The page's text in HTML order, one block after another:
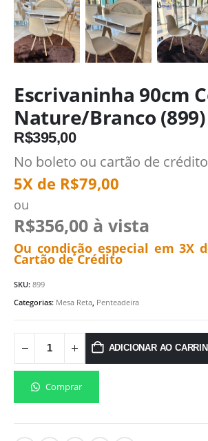
Escrivaninha 90cm
Nature/Branco (899)
R$395,00
No boleto ou cartão de
5X de R$79,00
ou
R$356,00 à vista
Ou condição especial em 3X
Cartão de Crédito
SKU: 899
Categorias: Mesa Reta, Penteadeira
ADICIONAR AO
Comprar